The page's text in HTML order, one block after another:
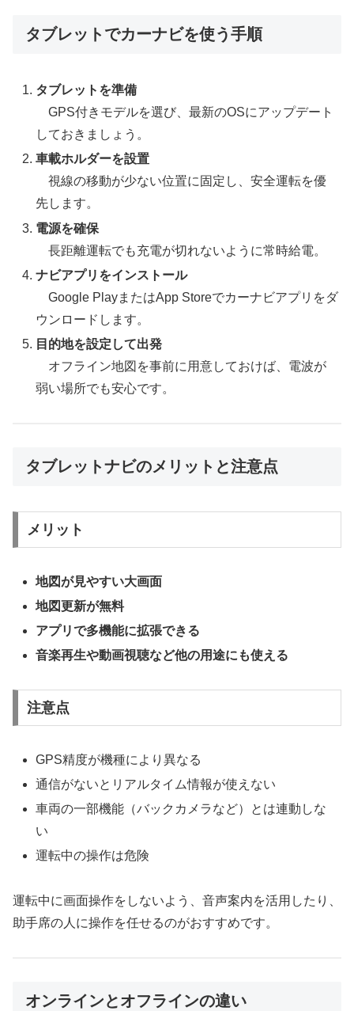
タブレットでカーナビを使う手順
タブレットを準備
GPS付きモデルを選び、最新のOSにアップデート
しておきましょう。
車載ホルダーを設置
視線の移動が少ない位置に固定し、安全運転を優
先します。
電源を確保
長距離運転でも充電が切れないように常時給電。
ナビアプリをインストール
Google PlayまたはApp Storeでカーナビアプリをダ
ウンロードします。
目的地を設定して出発
オフライン地図を事前に用意しておけば、電波が
弱い場所でも安心です。
タブレットナビのメリットと注意点
メリット
地図が見やすい大画面
地図更新が無料
アプリで多機能に拡張できる
音楽再生や動画視聴など他の用途にも使える
注意点
GPS精度が機種により異なる
通信がないとリアルタイム情報が使えない
車両の一部機能（バックカメラなど）とは連動しな
い
運転中の操作は危険
運転中に画面操作をしないよう、音声案内を活用したり、
助手席の人に操作を任せるのがおすすめです。
オンラインとオフラインの違い